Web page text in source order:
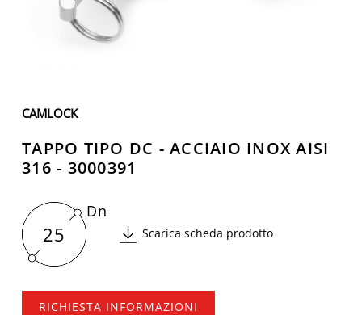
CAMLOCK
TAPPO TIPO DC - ACCIAIO INOX AISI
316 - 3000391
25
Dn
Scarica scheda prodotto
RICHIESTA INFORMAZIONI